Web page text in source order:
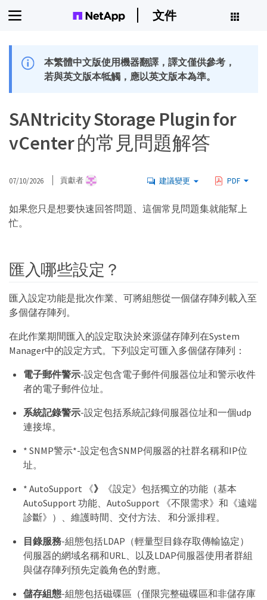
文件
本繁體中文版使用機器翻譯，譯文僅供參考，
若與英文版本牴觸，應以英文版本為準。
SANtricity Storage Plugin for
vCenter 的常見問題解答
07/10/2026 貢獻者 建議變更 PDF
如果您只是想要快速回答問題、這個常見問題集就能幫上
忙。
匯入哪些設定？
匯入設定功能是批次作業、可將組態從一個儲存陣列載入至
多個儲存陣列。
在此作業期間匯入的設定取決於來源儲存陣列在System
Manager中的設定方式。下列設定可匯入多個儲存陣列：
電子郵件警示-設定包含電子郵件伺服器位址和警示收件
者的電子郵件位址。
系統記錄警示-設定包括系統記錄伺服器位址和一個udp
連接埠。
* SNMP警示*-設定包含SNMP伺服器的社群名稱和IP位
址。
* AutoSupport 《》
《設定》包括獨立的功能（基本
AutoSupport 功能、AutoSupport 《不限需求》和《遠端
診斷》）、維護時間、交付方法、 和分派排程。
目錄服務-組態包括LDAP（輕量型目錄存取傳輸協定）
伺服器的網域名稱和URL、以及LDAP伺服器使用者群組
與儲存陣列預先定義角色的對應。
儲存組態-組態包括磁碟區（僅限完整磁碟區和非儲存庫